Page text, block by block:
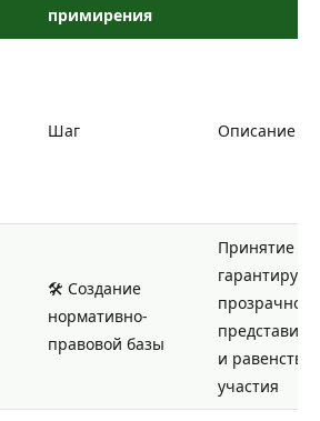
примирения
Шаг Описание
🛠️ Создание
нормативно-
правовой базы
Принятие
и равенство
участия